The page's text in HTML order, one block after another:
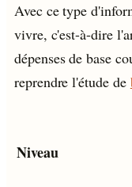
Avec ce type
vivre, c'est-à-dire
dépenses de base
reprendre l'étude de
Niveau